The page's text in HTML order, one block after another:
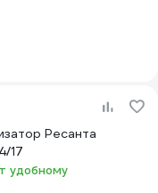
Ресанта
17
удобному